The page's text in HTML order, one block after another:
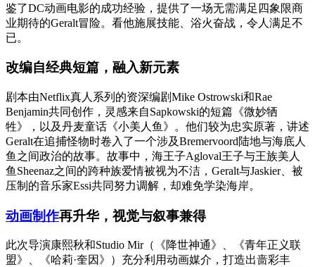
鉴了DC动画电影的成功经验，提供了一场无需满足四象限商
业期待的Geralt冒险。看他施展技能、浴火奋战，令人满足不
已。
改编自经典短篇，融入新元素
剧本由Netflix真人系列的资深编剧Mike Ostrowski和Rae
Benjamin共同创作，灵感来自Sapkowski的短篇《微妙牺
牲》，以及丹麦童话《小美人鱼》。他们较为忠实原著，讲述
Geralt在追捕怪物时卷入了一个涉及Bremervoord陆地与海底人
鱼之间政治的故事。故事中，海王子Agloval王子与王族美人
鱼Sheenaz之间的跨种族爱情被视为不洁，Geralt与Jaskier、被
压制的音乐家Essi共同努力调解，却难免学染海岸。
动画制作再升华，视觉与叙事兼得
此次导演康熙秋和Studio Mir（《降世神通》、《青年正义联
盟》、《哈莉·奎因》）充分利用动画媒介，打造出啬彩丰